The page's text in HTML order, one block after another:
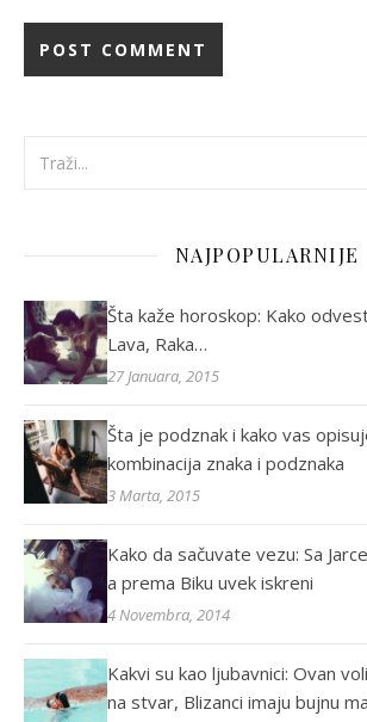
NAJPOPULARNIJE
Šta kaže horoskop: Kako
Lava, Raka…
27 Januara, 2015
Šta je podznak i kako vas
kombinacija znaka i podznaka
3 Marta, 2015
Kako da sačuvate vezu: Sa
a prema Biku uvek iskreni
4 Novembra, 2014
Kakvi su kao ljubavnici: Ovan
na stvar, Blizanci imaju bujnu